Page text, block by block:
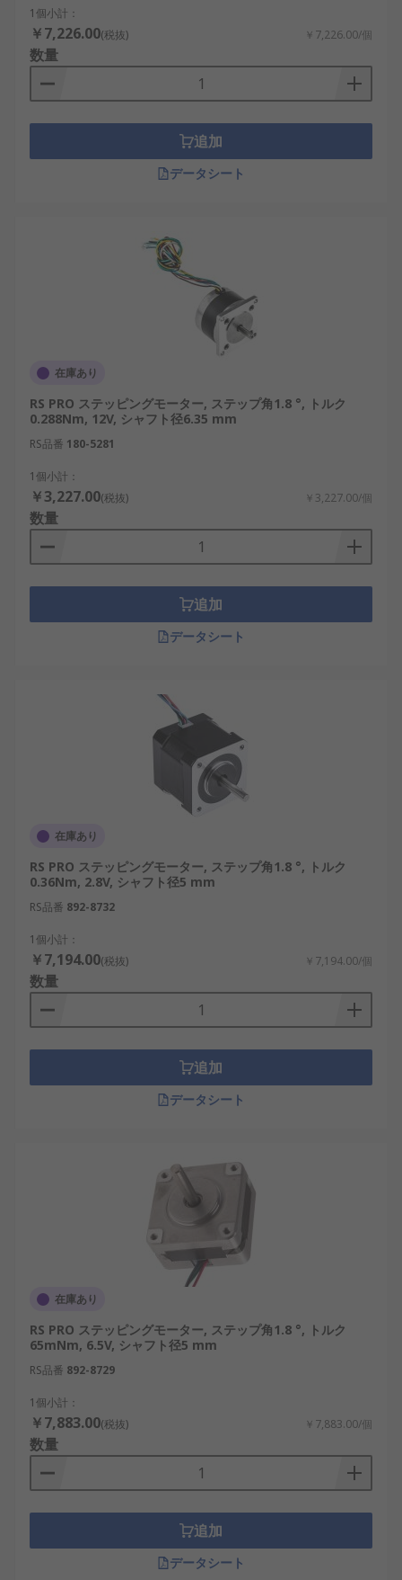
1個小計：
￥7,226.00(税抜) ￥7,226.00/個
数量
追加
データシート
在庫あり
RS PRO ステッピングモーター, ステップ角1.8 °, トルク
0.288Nm, 12V, シャフト径6.35 mm
RS品番 180-5281
1個小計：
￥3,227.00(税抜) ￥3,227.00/個
数量
追加
データシート
在庫あり
RS PRO ステッピングモーター, ステップ角1.8 °, トルク
0.36Nm, 2.8V, シャフト径5 mm
RS品番 892-8732
1個小計：
￥7,194.00(税抜) ￥7,194.00/個
数量
追加
データシート
在庫あり
RS PRO ステッピングモーター, ステップ角1.8 °, トルク
65mNm, 6.5V, シャフト径5 mm
RS品番 892-8729
1個小計：
￥7,883.00(税抜) ￥7,883.00/個
数量
追加
データシート